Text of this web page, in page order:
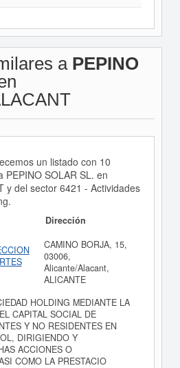
a PEPINO
un listado con 10
PEPINO SOLAR SL. en
y del sector 6421 - Actividades
Dirección
CAMINO BORJA, 15,
03006,
Alicante/Alacant,
ALICANTE
HOLDING MEDIANTE LA
CAPITAL SOCIAL DE
Y NO RESIDENTES EN
DIRIGIENDO Y
ACCIONES O
COMO LA PRESTACIO